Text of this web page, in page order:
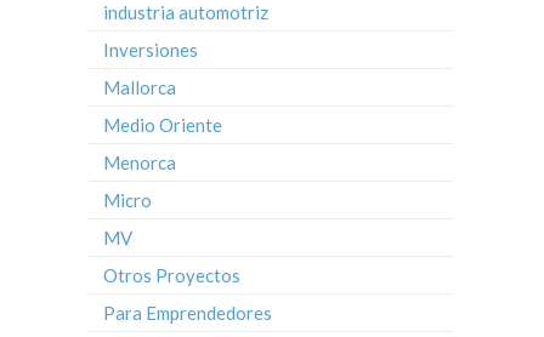
industria automotriz
Inversiones
Mallorca
Medio Oriente
Menorca
Micro
MV
Otros Proyectos
Para Emprendedores